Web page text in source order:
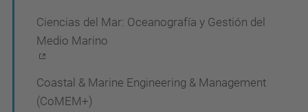
Ciencias del Mar: Oceanografía y Gestión del
Medio Marino
Coastal & Marine Engineering & Management
(CoMEM+)